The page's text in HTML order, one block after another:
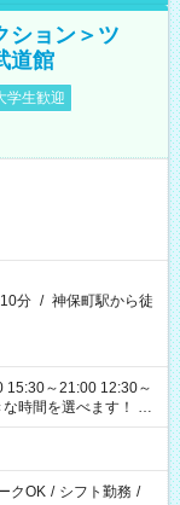
ション＞ツ
道館
学生歓迎
分 / 神保町駅から徒
15:30～21:00 12:30～
クOK / シフト勤務 /